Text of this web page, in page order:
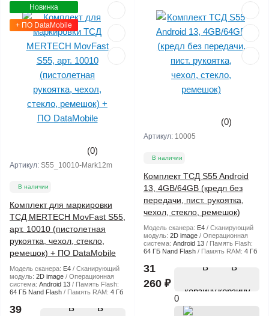
Новинка
+ ПО DataMobile
(0)
Артикул: S55_10010-Mark12m
В наличии
Комплект для маркировки
ТСД MERTECH MovFast S55,
арт. 10010 (пистолетная
рукоятка, чехол, стекло,
ремешок) + ПО DataMobile
Модель сканера: E4
Сканирующий
модуль: 2D image
Операционная
система: Android 13
Память Flash:
64 ГБ Nand Flash
Память RAM: 4 Гб
39
В
(0)
Артикул: 10005
В наличии
Комплект ТСД S55 Android
13, 4GB/64GB (кредл без
передачи, пист. рукоятка,
чехол, стекло, ремешок)
Модель сканера: E4
Сканирующий
модуль: 2D image
Операционная
система: Android 13
Память Flash:
64 ГБ Nand Flash
Память RAM: 4 Гб
31
260 ₽
В
корзину
0